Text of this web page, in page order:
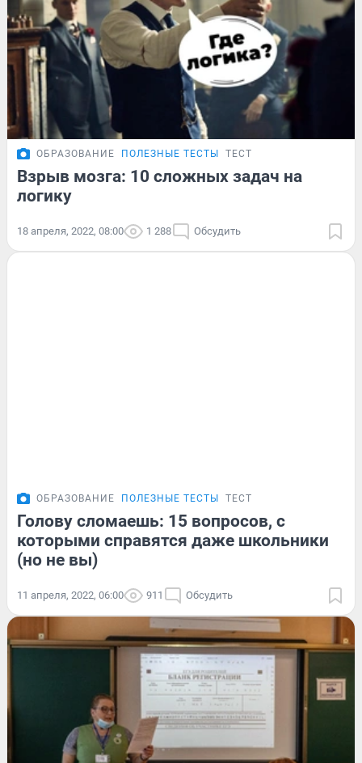
ОБРАЗОВАНИЕ ПОЛЕЗНЫЕ ТЕСТЫ ТЕСТ
Взрыв мозга: 10 сложных задач на
логику
18 апреля, 2022, 08:00 1 288 Обсудить
ОБРАЗОВАНИЕ ПОЛЕЗНЫЕ ТЕСТЫ ТЕСТ
Голову сломаешь: 15 вопросов, с
которыми справятся даже школьники
(но не вы)
11 апреля, 2022, 06:00 911 Обсудить